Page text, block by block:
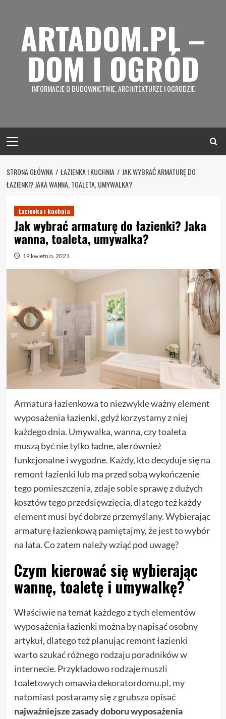
contentARTADOM.PL –
DOM I OGRÓD
INFORMACJE O BUDOWNICTWIE, ARCHITEKTURZE I OGRODZIE
Menu
STRONA GŁÓWNA ŁAZIENKA I KUCHNIA
JAK WYBRAĆ ARMATURĘ DO
ŁAZIENKI? JAKA WANNA, TOALETA, UMYWALKA?
Łazienka i kuchnia
Jak wybrać armaturę do łazienki? Jaka
wanna, toaleta, umywalka?
19 kwietnia, 2021
Armatura łazienkowa to niezwykle ważny element
wyposażenia łazienki, gdyż korzystamy z niej
każdego dnia. Umywalka, wanna, czy toaleta
muszą być nie tylko ładne, ale również
funkcjonalne i wygodne. Każdy, kto decyduje się na
remont łazienki lub ma przed sobą wykończenie
tego pomieszczenia, zdaje sobie sprawę z dużych
kosztów tego przedsięwzięcia, dlatego też każdy
element musi być dobrze przemyślany. Wybierając
armaturę łazienkową pamiętajmy, że jest to wybór
na lata. Co zatem należy wziąć pod uwagę?
Czym kierować się wybierając
wannę, toaletę i umywalkę?
Właściwie na temat każdego z tych elementów
wyposażenia łazienki można by napisać osobny
artykuł, dlatego też planując remont łazienki
warto szukać różnego rodzaju poradników w
internecie. Przykładoworodzaje muszli
toaletowych omawia dekoratordomu.pl, my
natomiast postaramy się z grubsza opisać
najważniejsze zasady doboru wyposażenia